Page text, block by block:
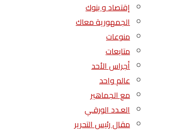
إقتصاد و بنوك
الجمهورية معاك
منوعات
متابعات
أجراس الأحد
عالم واحد
مع الجماهير
العـدد الورقـي
مقال رئيس التحرير